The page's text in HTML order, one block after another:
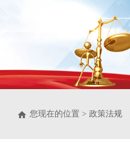
您现在的位置 > 政策法规